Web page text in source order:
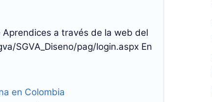
a través de la web del
SGVA_Diseno/pag/login.aspx En
en Colombia